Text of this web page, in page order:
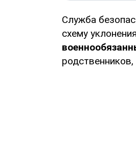
Служба
схему